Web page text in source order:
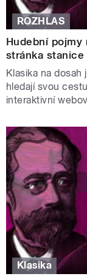
ROZHLAS
Hudební
stránka stanice
Klasika na
hledají svou
interaktivní
Klasika